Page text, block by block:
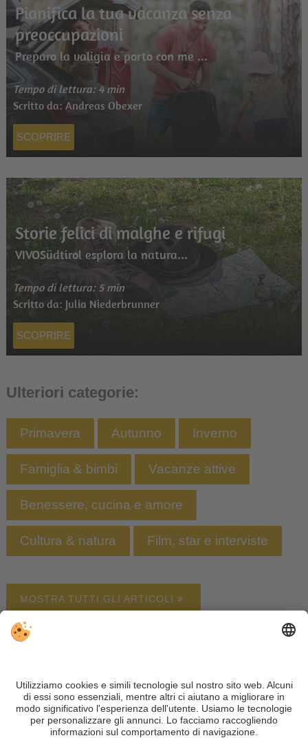
Pianifica la tua vacanza senza
preoccupazioni
Preparo la valigia e porto con me ...
Tempo di lettura: 4 min
Scritto da: Andreas Obexer
SCOPRIRE
Storie felici di malghe e rifugi
VIVOSüdtirol esplora la natura...
Tempo di lettura: 5 min
Scritto da: Julia Niederbrunner
SCOPRIRE
Ulteriori categorie:
Primavera Autunno Inverno
Famiglia & bimbi Vacanze attive
Benessere, cucina e amore
Cultura & natura Film, star e interviste
MOSTRA TUTTI GLI ARTICOLI
Meteo
Webcam